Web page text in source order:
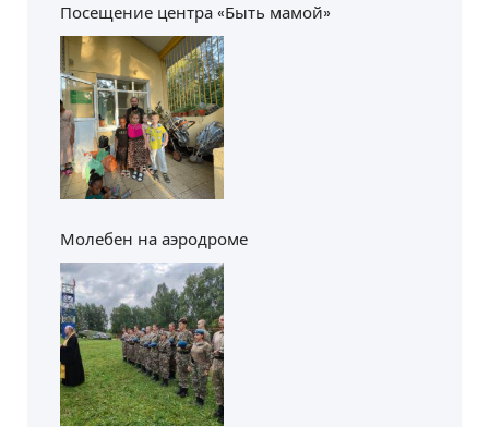
Посещение центра «Быть мамой»
Молебен на аэродроме